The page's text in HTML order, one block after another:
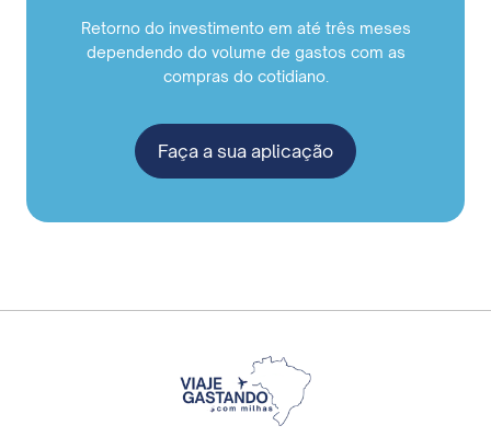
Retorno do investimento em até três meses
dependendo do volume de gastos com as
compras do cotidiano.
Faça a sua aplicação